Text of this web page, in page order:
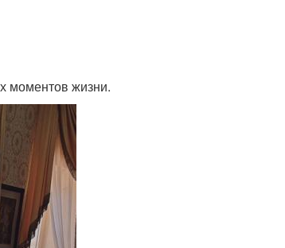
моментов жизни.